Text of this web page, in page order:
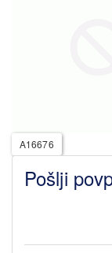
A16676
Pošlji